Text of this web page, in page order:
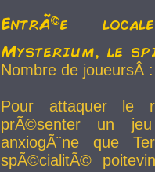
EntrÃ©e
Mysterium, le
Nombre de
Pour attaquer le
prÃ©senter un
anxiogÃ¨ne que
spÃ©cialitÃ©